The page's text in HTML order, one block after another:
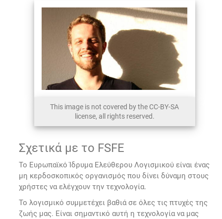
This image is not covered by the CC-BY-SA
license, all rights reserved.
Σχετικά με το FSFE
Το Ευρωπαϊκό Ίδρυμα Ελεύθερου Λογισμικού είναι ένας
μη κερδοσκοπικός οργανισμός που δίνει δύναμη στους
χρήστες να ελέγχουν την τεχνολογία.
Το λογισμικό συμμετέχει βαθιά σε όλες τις πτυχές της
ζωής μας. Είναι σημαντικό αυτή η τεχνολογία να μας